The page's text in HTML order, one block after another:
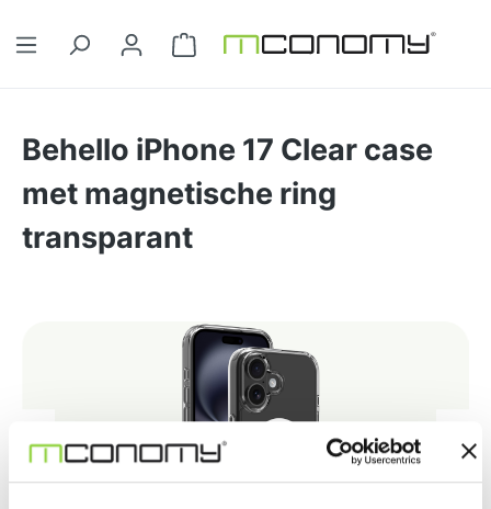
Winkelwagentje bevat 0 artikelen.
Behello iPhone 17 Clear case
met magnetische ring
transparant